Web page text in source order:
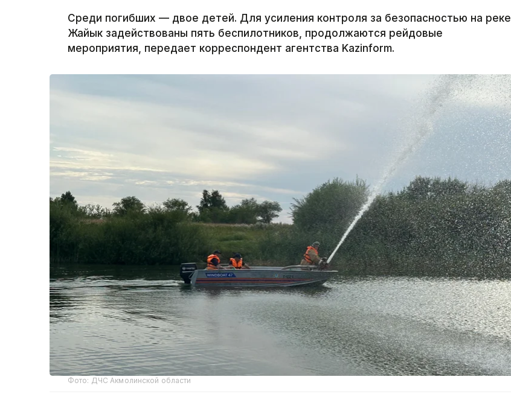
Среди погибших — двое детей. Для усиления контроля за безопасностью на реке
Жайык задействованы пять беспилотников, продолжаются рейдовые
мероприятия, передает корреспондент агентства Kazinform.
Фото: ДЧС Акмолинской области